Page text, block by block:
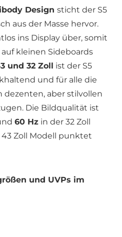
Design sticht der S5
aus der Masse hervor.
ins Display über, somit
kleinen Sideboards
und 32 Zoll ist der S5
und für alle die
dezenten, aber stilvollen
Die Bildqualität ist
60 Hz in der 32 Zoll
43 Zoll Modell punktet
und UVPs im